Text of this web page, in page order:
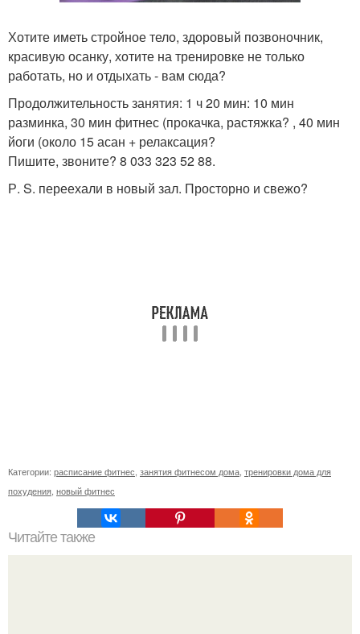
Хотите иметь стройное тело, здоровый позвоночник,
красивую осанку, хотите на тренировке не только
работать, но и отдыхать - вам сюда?
Продолжительность занятия: 1 ч 20 мин: 10 мин
разминка, 30 мин фитнес (прокачка, растяжка? , 40 мин
йоги (около 15 асан + релаксация?
Пишите, звоните? 8 033 323 52 88.
Р. S. переехали в новый зал. Просторно и свежо?
Категории: расписание фитнес занятия фитнесом дома тренировки дома для
похудения новый фитнес
Читайте также